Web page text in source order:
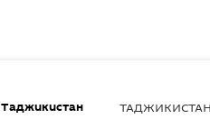
Таджикистан ТАДЖИКИСТАН